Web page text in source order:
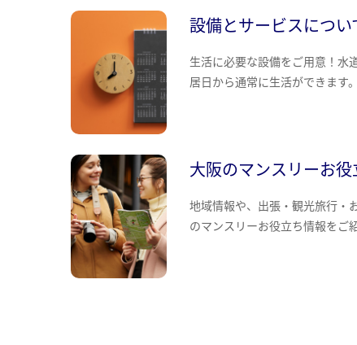
設備とサービスについ
生活に必要な設備をご用意！水
居日から通常に生活ができます。
大阪のマンスリーお
地域情報や、出張・観光旅行・
のマンスリーお役立ち情報をご